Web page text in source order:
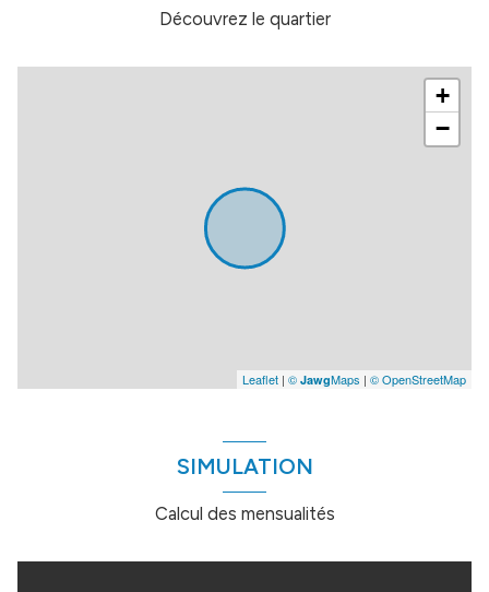
Découvrez le quartier
+
−
Leaflet | © JawgMaps | © OpenStreetMap
SIMULATION
Calcul des mensualités